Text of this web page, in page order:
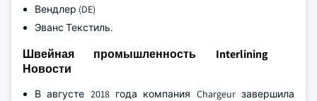
Вендлер (DE)
Эванс Текстиль.
Швейная промышленность Interlining
Новости
В августе 2018 года компания Chargeur завершила